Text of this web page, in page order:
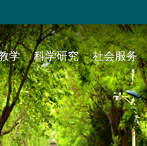
学 科学研究 社会服务